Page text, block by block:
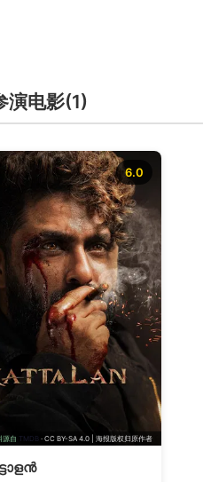
演电影(1)
源自 TMDB · CC BY-SA 4.0 | 海报版权归原作者
6.0